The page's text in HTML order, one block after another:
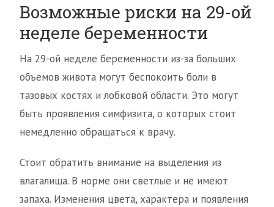
Возможные риски на 29-ой
неделе беременности
На 29-ой неделе беременности из-за больших
объемов живота могут беспокоить боли в
тазовых костях и лобковой области. Это могут
быть проявления симфизита, о которых стоит
немедленно обращаться к врачу.
Стоит обратить внимание на выделения из
влагалища. В норме они светлые и не имеют
запаха. Изменения цвета, характера и появления